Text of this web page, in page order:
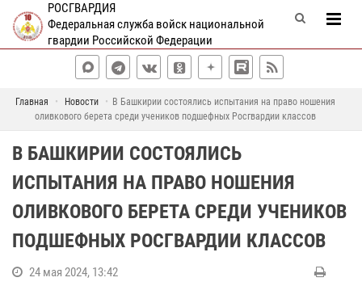
РОСГВАРДИЯ
Федеральная служба войск национальной
гвардии Российской Федерации
Главная Новости
В Башкирии состоялись испытания на право ношения
оливкового берета среди учеников подшефных Росгвардии классов
В БАШКИРИИ СОСТОЯЛИСЬ
ИСПЫТАНИЯ НА ПРАВО НОШЕНИЯ
ОЛИВКОВОГО БЕРЕТА СРЕДИ УЧЕНИКОВ
ПОДШЕФНЫХ РОСГВАРДИИ КЛАССОВ
24 мая 2024, 13:42